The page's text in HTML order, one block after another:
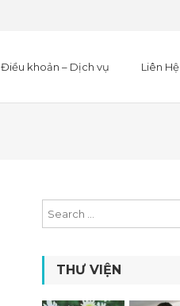
Điều khoản – Dịch vụ Liên Hệ
THƯ VIỆN